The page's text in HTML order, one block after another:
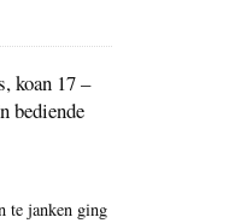
koan 17 –
bediende
te janken ging